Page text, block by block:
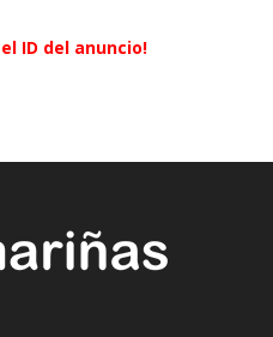
ID del anuncio!